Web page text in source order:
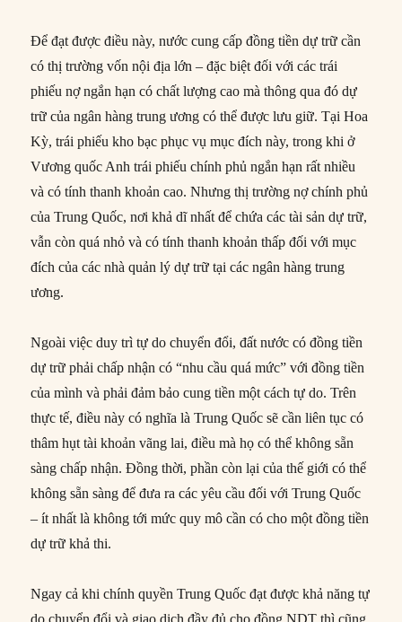
Để đạt được điều này, nước cung cấp đồng tiền dự trữ cần
có thị trường vốn nội địa lớn – đặc biệt đối với các trái
phiếu nợ ngắn hạn có chất lượng cao mà thông qua đó dự
trữ của ngân hàng trung ương có thể được lưu giữ. Tại Hoa
Kỳ, trái phiếu kho bạc phục vụ mục đích này, trong khi ở
Vương quốc Anh trái phiếu chính phủ ngắn hạn rất nhiều
và có tính thanh khoản cao. Nhưng thị trường nợ chính phủ
của Trung Quốc, nơi khả dĩ nhất để chứa các tài sản dự trữ,
vẫn còn quá nhỏ và có tính thanh khoản thấp đối với mục
đích của các nhà quản lý dự trữ tại các ngân hàng trung
ương.
Ngoài việc duy trì tự do chuyển đổi, đất nước có đồng tiền
dự trữ phải chấp nhận có “nhu cầu quá mức” với đồng tiền
của mình và phải đảm bảo cung tiền một cách tự do. Trên
thực tế, điều này có nghĩa là Trung Quốc sẽ cần liên tục có
thâm hụt tài khoản vãng lai, điều mà họ có thể không sẵn
sàng chấp nhận. Đồng thời, phần còn lại của thế giới có thể
không sẵn sàng để đưa ra các yêu cầu đối với Trung Quốc
– ít nhất là không tới mức quy mô cần có cho một đồng tiền
dự trữ khả thi.
Ngay cả khi chính quyền Trung Quốc đạt được khả năng tự